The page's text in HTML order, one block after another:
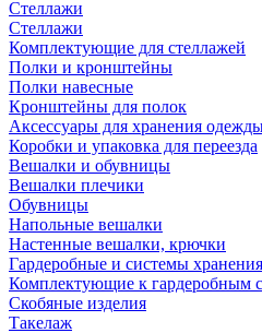
Стеллажи
Стеллажи
Комплектующие для стеллажей
Полки и кронштейны
Полки навесные
Кронштейны для полок
Аксессуары для хранения
Коробки и упаковка для переезда
Вешалки и обувницы
Вешалки плечики
Обувницы
Напольные вешалки
Настенные вешалки, крючки
Гардеробные и системы хранения
Комплектующие к гардеробным
Скобяные изделия
Такелаж